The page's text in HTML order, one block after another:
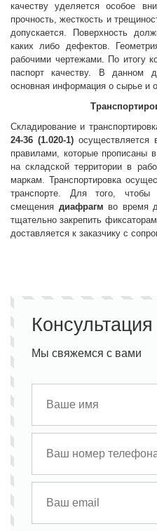
качеству уделяется особое
прочность, жесткость и
допускается. Поверхность
каких либо дефектов.
рабочими чертежами. По итогу
паспорт качеству. В данном
основная информация о сырье и
Складирование и
24-36 (1.020-1) осуществляется
правилами, которые прописаны в
на складской территории в
маркам. Транспортировка
транспорте. Для того, чтобы
смещения диафрагм во время
тщательно закрепить
доставляется к заказчику с
Мы свяжемся с вами